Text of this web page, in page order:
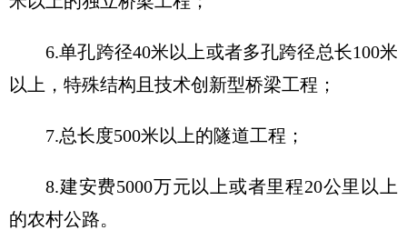
6.单孔跨径40米以上或者多孔跨径总长100米
以上，特殊结构且技术创新型桥梁工程；
7.总长度500米以上的隧道工程；
8.建安费5000万元以上或者里程20公里以上
的农村公路。